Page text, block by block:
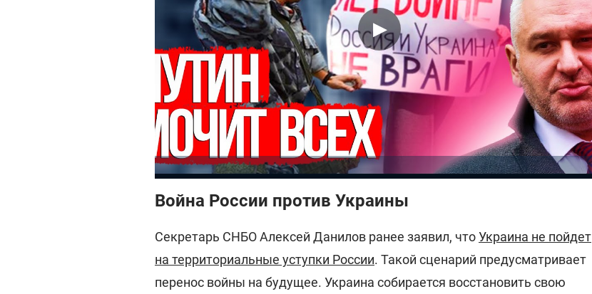
Война России против Украины
Секретарь СНБО Алексей Данилов ранее заявил, чтоУкраина не пойдет
на территориальные уступки России. Такой сценарий предусматривает
перенос войны на будущее. Украина собирается восстановить свою